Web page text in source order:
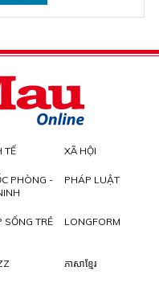
TẾ XÃ HỘI
PHÒNG -
PHÁP LUẬT
SỐNG TRẺ LONGFORM
ភាសាខ្មែរ